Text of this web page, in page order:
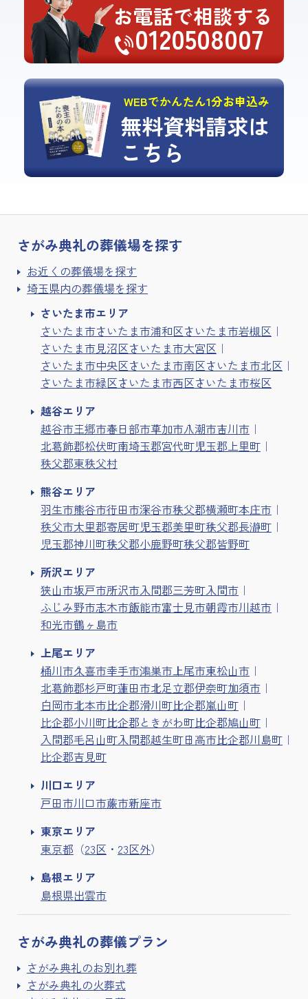
お電話で相談する
0120508007
WEBでかんたん1分お申込み
無料資料請求は
こちら
さがみ典礼の葬儀場を探す
お近くの葬儀場を探す
埼玉県内の葬儀場を探す
さいたま市エリア
さいたま市さいたま市浦和区さいたま市岩槻区
さいたま市見沼区さいたま市大宮区
さいたま市中央区さいたま市南区さいたま市北区
さいたま市緑区さいたま市西区さいたま市桜区
越谷エリア
越谷市三郷市春日部市草加市八潮市吉川市
北葛飾郡松伏町南埼玉郡宮代町児玉郡上里町
秩父郡東秩父村
熊谷エリア
羽生市熊谷市行田市深谷市秩父郡横瀬町本庄市
秩父市大里郡寄居町児玉郡美里町秩父郡長瀞町
児玉郡神川町秩父郡小鹿野町秩父郡皆野町
所沢エリア
狭山市坂戸市所沢市入間郡三芳町入間市
ふじみ野市志木市飯能市富士見市朝霞市川越市
和光市鶴ヶ島市
上尾エリア
桶川市久喜市幸手市鴻巣市 上尾市東松山市
北葛飾郡杉戸町蓮田市北足立郡伊奈町加須市
白岡市北本市比企郡滑川町比企郡嵐山町
比企郡小川町比企郡ときがわ町比企郡鳩山町
入間郡毛呂山町入間郡越生町日高市比企郡川島町
比企郡吉見町
川口エリア
戸田市川口市蕨市新座市
東京エリア
東京都 （23区 ・ 23区外）
島根エリア
島根県出雲市
さがみ典礼の葬儀プラン
さがみ典礼のお別れ葬
さがみ典礼の火葬式